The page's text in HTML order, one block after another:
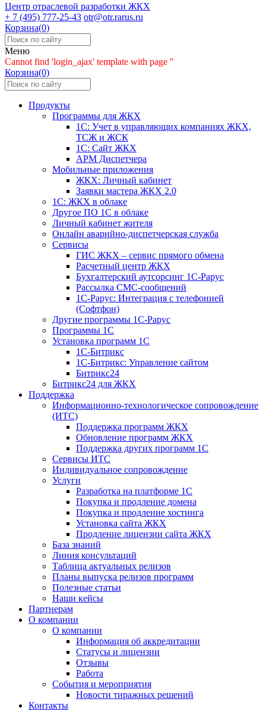
Центр отраслевой разработки ЖКХ
+ 7 (495) 777-25-43 otr@otr.rarus.ru
Корзина(0)
Меню
Cannot find 'login_ajax' template with page ''
Корзина(0)
Продукты
Программы для ЖКХ
1С: Учет в управляющих компаниях ЖКХ,
ТСЖ и ЖСК
1С: Сайт ЖКХ
АРМ Диспетчера
Мобильные приложения
ЖКХ: Личный кабинет
Заявки мастера ЖКХ 2.0
1С: ЖКХ в облаке
Другое ПО 1С в облаке
Личный кабинет жителя
Онлайн аварийно-диспетчерская служба
Сервисы
ГИС ЖКХ – сервис прямого обмена
Расчетный центр ЖКХ
Бухгалтерский аутсорсинг 1С-Рарус
Рассылка СМС-сообщений
1С-Рарус: Интеграция с телефонией
(Софтфон)
Другие программы 1С-Рарус
Программы 1С
Установка программ 1С
1С-Битрикс
1С-Битрикс: Управление сайтом
Битрикс24
Битрикс24 для ЖКХ
Поддержка
Информационно-технологическое сопровождение
(ИТС)
Поддержка программ ЖКХ
Обновление программ ЖКХ
Поддержка других программ 1С
Сервисы ИТС
Индивидуальное сопровождение
Услуги
Разработка на платформе 1С
Покупка и продление домена
Покупка и продление хостинга
Установка сайта ЖКХ
Продление лицензии сайта ЖКХ
База знаний
Линия консультаций
Таблица актуальных релизов
Планы выпуска релизов программ
Полезные статьи
Наши кейсы
Партнерам
О компании
О компании
Информация об аккредитации
Статусы и лицензии
Отзывы
Работа
События и мероприятия
Новости тиражных решений
Контакты